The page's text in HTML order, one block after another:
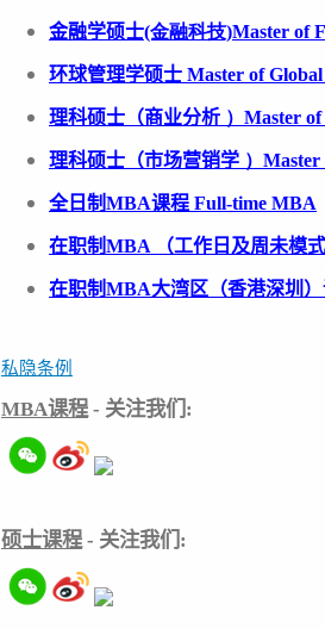
金融学硕士(金融科技)Master of
环球管理学硕士 Master of
理科硕士（商业分析 ）Master of
理科硕士（市场营销学 ）
全日制MBA课程 Full-time MBA
在职制MBA （工作日及周未模
在职制MBA大湾区（香港深圳
私隐条例
MBA课程- 关注我们 :
硕士课程- 关注我们 :